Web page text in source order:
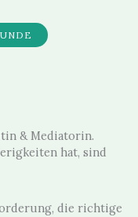
& Mediatorin.
hat, sind
die richtige